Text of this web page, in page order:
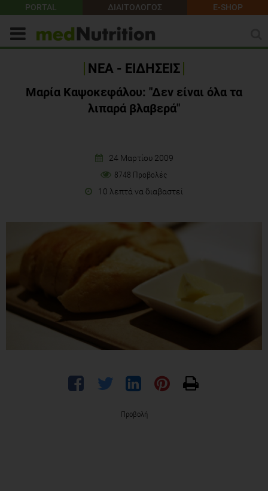
PORTAL ΔΙΑΙΤΟΛΟΓΟΣ E-SHOP
ΝΕΑ - ΕΙΔΗΣΕΙΣ
Μαρία Καψοκεφάλου: "Δεν είναι όλα τα
λιπαρά βλαβερά"
24 Μαρτίου 2009
8748 Προβολές
10 λεπτά να διαβαστεί
Προβολή